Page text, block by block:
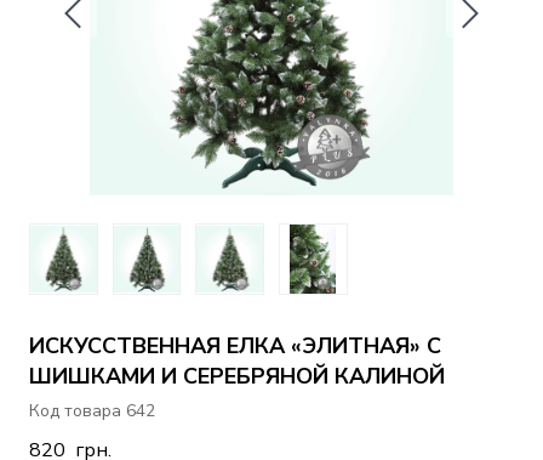
ИСКУССТВЕННАЯ ЕЛКА «ЭЛИТНАЯ» С
ШИШКАМИ И СЕРЕБРЯНОЙ КАЛИНОЙ
Код товара 642
820  грн.